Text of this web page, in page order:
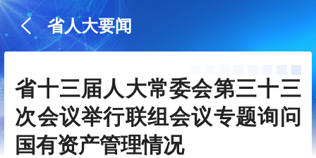
省人大要闻
省十三届人大常委会第三十三
次会议举行联组会议专题询问
国有资产管理情况